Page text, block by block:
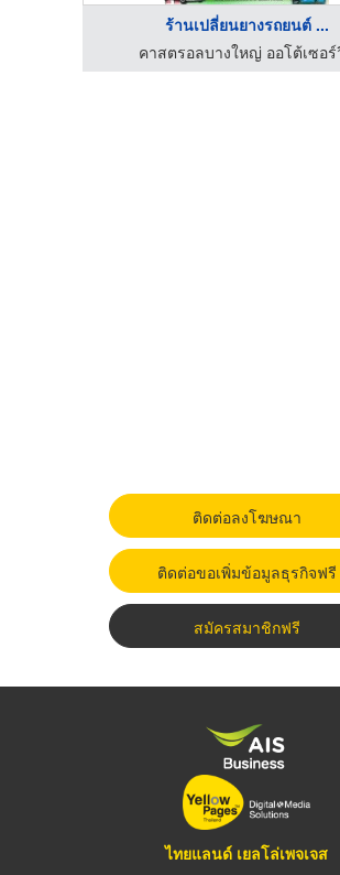
ร้านเปลี่ยนยางรถยนต์ ...
คาสตรอลบางใหญ่ ออโต้เซอร์
ติดต่อลงโฆษณา
ติดต่อขอเพิ่มข้อมูลธุรกิจฟรี
สมัครสมาชิกฟรี
ไทยแลนด์ เยลโล่เพจเจส